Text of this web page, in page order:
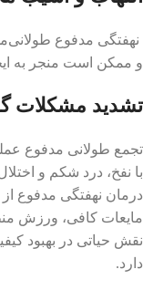
نهفتگی مدفوع
و ممکن است منجر به
تشدید مشکلات
تجمع طولانی مدفوع
با نفخ، درد شکم و
درمان نهفتگی مدفوع
مایعات کافی، ورزش
نقش حیاتی در بهبود
دارد.